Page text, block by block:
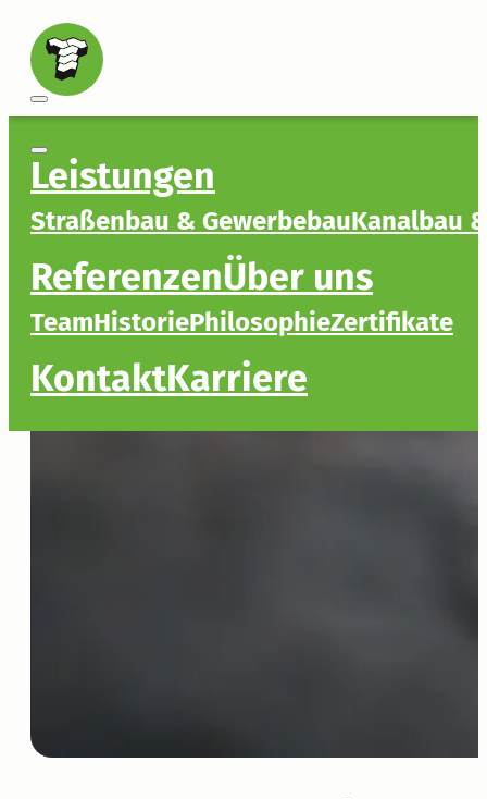
Leistungen
Straßenbau & GewerbebauKanalbau
ReferenzenÜber uns
TeamHistoriePhilosophieZertifikate
KontaktKarriere